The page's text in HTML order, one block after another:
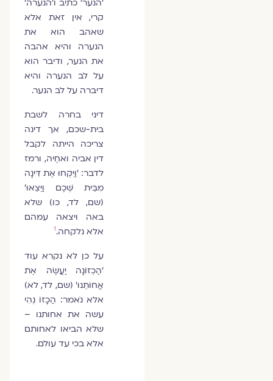
'הנער' כתיב ו'הנערה'
קרי, אין זאת אלא
שאהב הוא את
הנערה והיא אהבה
את הנער, ודיבר הוא
על לב הנערה והיא
דיברה על לב הנער.
דיני בחרה לשבת
בית-שכם, אך דינה
צריכה הייתה לקבל
דין אביה ואחֶיה, ורמז
לדבר: 'וַיִּקְחוּ אֶת דִּינָה
מִבֵּית שְׁכֶם וַיֵּצֵאוּ'
(שם, לד, כו) שלא
באה ויצאה עמהם
אלא נלקחה.1
על כן לא נקרא עוד
'הַכְזוֹנָה יַעֲשֶׂה אֶת
אֲחוֹתֵנוּ' (שם, לד, לא)
אלא נֹאמר: הַכָזוֹ נְהִי
עשה את אחותנו –
שלא הביאו לאחותם
אלא בכי עד עולם.